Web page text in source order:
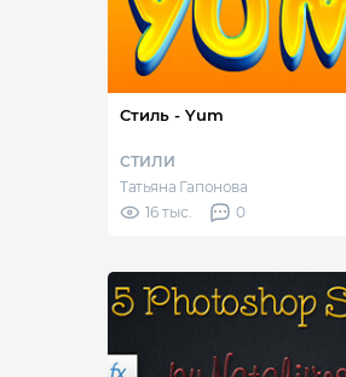
Стиль - Yum
СТИЛИ
Татьяна Гапонова
16 тыс.
0